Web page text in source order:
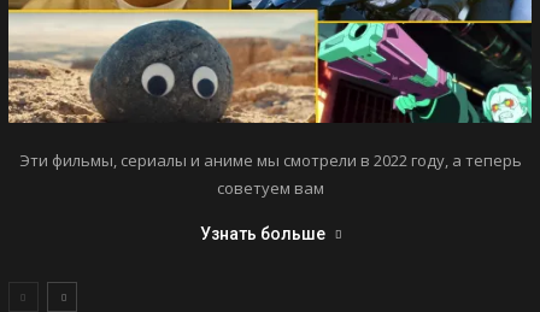
Эти фильмы, сериалы и аниме мы смотрели в 2022 году, а теперь
советуем вам
Узнать больше